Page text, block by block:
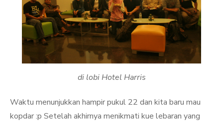
di lobi Hotel Harris
Waktu menunjukkan hampir pukul 22 dan kita baru mau
kopdar :p Setelah akhirnya menikmati kue lebaran yang